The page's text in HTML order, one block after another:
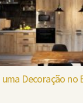
uma Decoração